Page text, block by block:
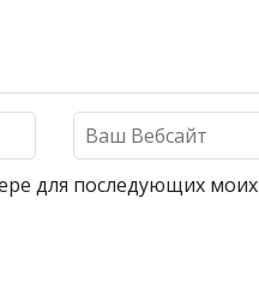
для последующих моих